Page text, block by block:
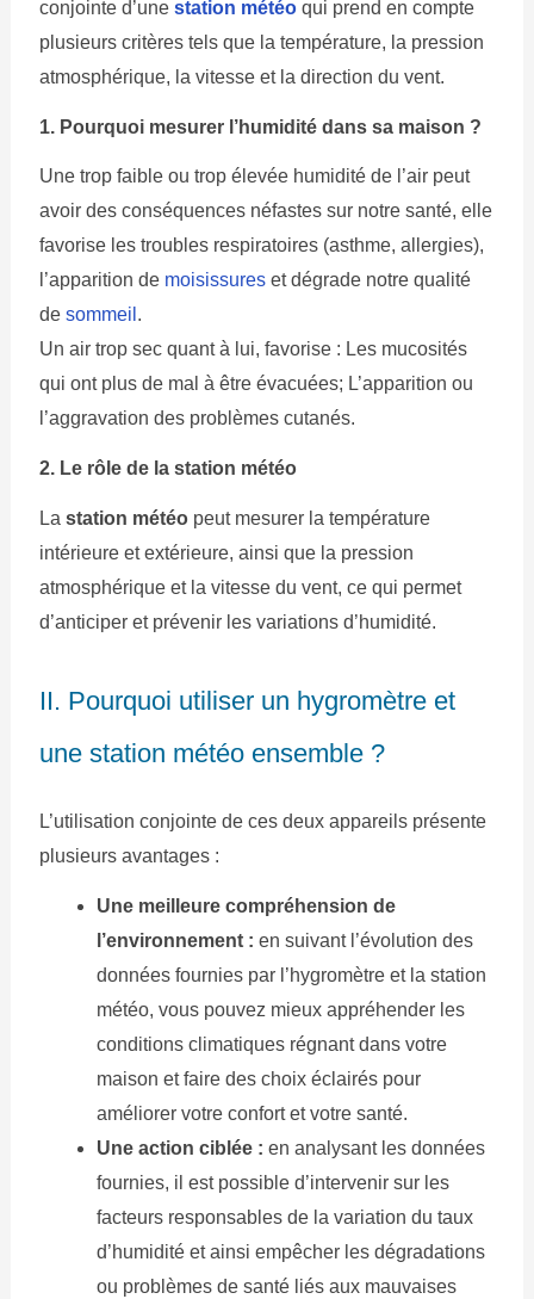
conjointe d’une station météoqui prend en compte
plusieurs critères tels que la température, la pression
atmosphérique, la vitesse et la direction du vent.
1. Pourquoi mesurer l’humidité dans sa maison ?
Une trop faible ou trop élevée humidité de l’air peut
avoir des conséquences néfastes sur notre santé, elle
favorise les troubles respiratoires (asthme, allergies),
l’apparition de moisissureset dégrade notre qualité
de sommeil .
Un air trop sec quant à lui, favorise : Les mucosités
qui ont plus de mal à être évacuées; L’apparition ou
l’aggravation des problèmes cutanés.
2. Le rôle de la station météo
La station météopeut mesurer la température
intérieure et extérieure, ainsi que la pression
atmosphérique et la vitesse du vent, ce qui permet
d’anticiper et prévenir les variations d’humidité.
II. Pourquoi utiliser un hygromètre et
une station météo ensemble ?
L’utilisation conjointe de ces deux appareils présente
plusieurs avantages :
Une meilleure compréhension de
l’environnement : en suivant l’évolution des
données fournies par l’hygromètre et la station
météo, vous pouvez mieux appréhender les
conditions climatiques régnant dans votre
maison et faire des choix éclairés pour
améliorer votre confort et votre santé.
Une action ciblée : en analysant les données
fournies, il est possible d’intervenir sur les
facteurs responsables de la variation du taux
d’humidité et ainsi empêcher les dégradations
ou problèmes de santé liés aux mauvaises